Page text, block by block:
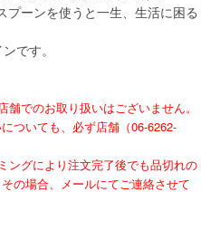
プーンを使うと一生、生活に困る
です。
でのお取り扱いはございません。
ついても、必ず店舗（06-6262-
ングにより注文完了後でも品切れの
の場合、メールにてご連絡させて